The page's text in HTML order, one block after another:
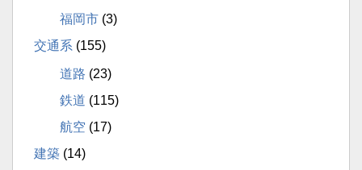
福岡市 (3)
交通系 (155)
道路 (23)
鉄道 (115)
航空 (17)
建築 (14)